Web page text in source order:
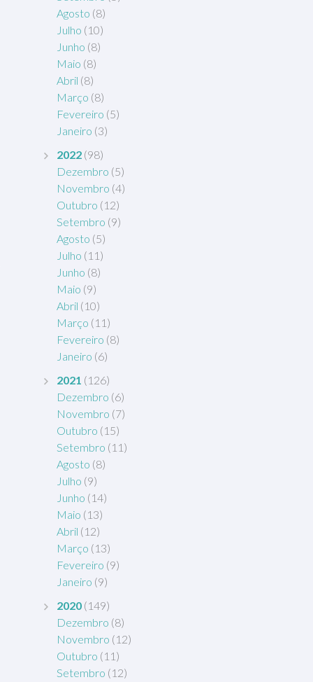
Agosto (8)
Julho (10)
Junho (8)
Maio (8)
Abril (8)
Março (8)
Fevereiro (5)
Janeiro (3)
2022 (98)
Dezembro (5)
Novembro (4)
Outubro (12)
Setembro (9)
Agosto (5)
Julho (11)
Junho (8)
Maio (9)
Abril (10)
Março (11)
Fevereiro (8)
Janeiro (6)
2021 (126)
Dezembro (6)
Novembro (7)
Outubro (15)
Setembro (11)
Agosto (8)
Julho (9)
Junho (14)
Maio (13)
Abril (12)
Março (13)
Fevereiro (9)
Janeiro (9)
2020 (149)
Dezembro (8)
Novembro (12)
Outubro (11)
Setembro (12)